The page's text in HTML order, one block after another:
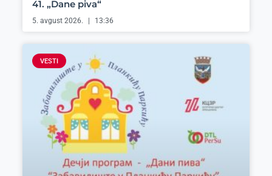
41. „Dane piva“
5. avgust 2026. 13:36
VESTI